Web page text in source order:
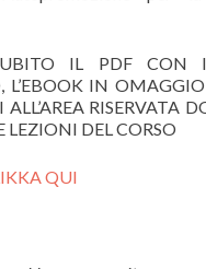
IL PDF CON
L’EBOOK IN
ALL’AREA RISERVATA
LEZIONI DEL CORSO
QUI